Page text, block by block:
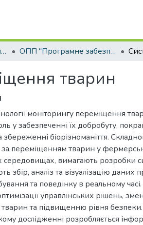
Кваліфікаційні роботи магістрів ОПП "Програмне забезпечення інформаційних систем"
тварин
моніторингу переміщення
у забезпеченні їх добробуту,
збереженні біорізноманіття.
переміщенням тварин у
вимагають розробки
збір, аналіз та візуалізацію даних
та поведінку в реальному
управлінських рішень,
та підвищенню рівня
дослідженні розробляється